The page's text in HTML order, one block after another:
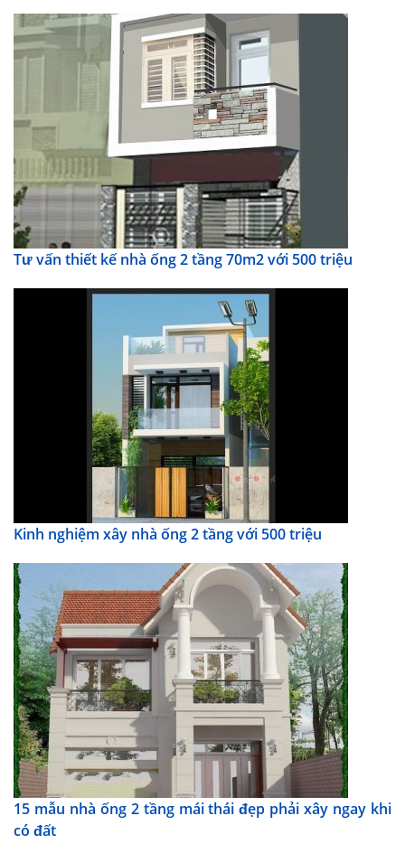
Tư vấn thiết kế nhà ống 2 tầng 70m2 với 500 triệu
Kinh nghiệm xây nhà ống 2 tầng với 500 triệu
15 mẫu nhà ống 2 tầng mái thái đẹp phải xây ngay khi
có đất